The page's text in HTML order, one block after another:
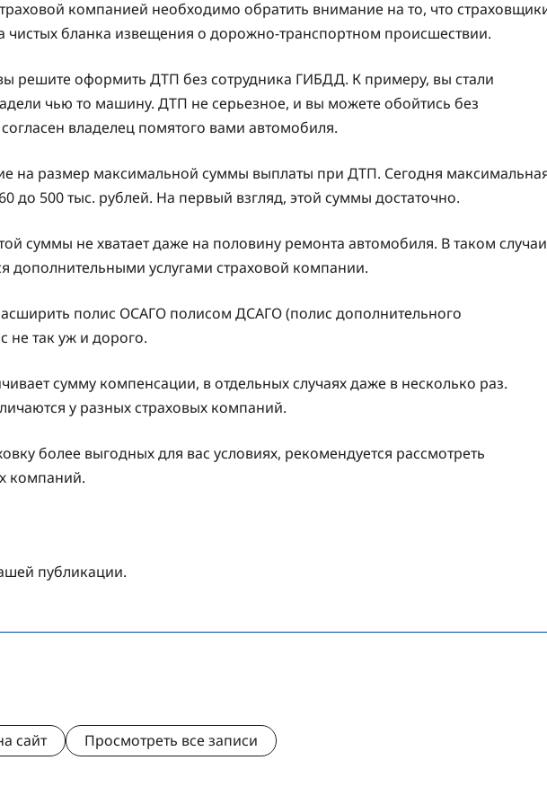
компанией необходимо обратить внимание на то, что
бланка извещения о дорожно-транспортном происшествии.
решите оформить ДТП без сотрудника ГИБДД. К примеру, вы стали
чью то машину. ДТП не серьезное, и вы можете обойтись без
владелец помятого вами автомобиля.
на размер максимальной суммы выплаты при ДТП. Сегодня
до 500 тыс. рублей. На первый взгляд, этой суммы достаточно.
суммы не хватает даже на половину ремонта автомобиля. В таком случаи
дополнительными услугами страховой компании.
полис ОСАГО полисом ДСАГО (полис дополнительного
не так уж и дорого.
сумму компенсации, в отдельных случаях даже в несколько раз.
у разных страховых компаний.
более выгодных для вас условиях, рекомендуется рассмотреть
компаний.
публикации.
сайт Просмотреть все записи